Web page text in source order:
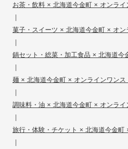
お茶・飲料 × 北海道今金町 × オンラ
|
菓子・スイーツ × 北海道今金町 × オ
|
鍋セット・総菜・加工食品 × 北海道
|
麺 × 北海道今金町 × オンラインワン
|
調味料・油 × 北海道今金町 × オンラ
|
旅行・体験・チケット × 北海道今金
|